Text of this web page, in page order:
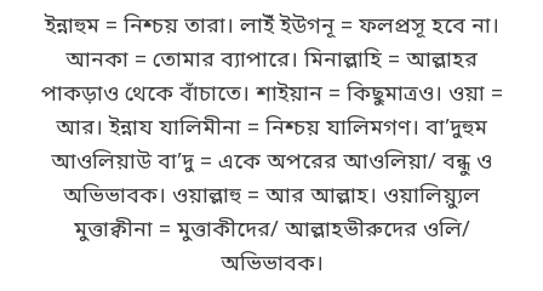
ইন্নাহুম = নিশ্চয় তারা। লাইঁ ইউগনূ = ফলপ্রসূ হবে না।
আনকা = তোমার ব্যাপারে। মিনাল্লাহি = আল্লাহর
পাকড়াও থেকে বাঁচাতে। শাইয়ান = কিছুমাত্রও। ওয়া =
আর। ইন্নায যালিমীনা = নিশ্চয় যালিমগণ। বা’দুহুম
আওলিয়াউ বা’দু = একে অপরের আওলিয়া/ বন্ধু ও
অভিভাবক। ওয়াল্লাহু = আর আল্লাহ। ওয়ালিয়্যুল
মুত্তাক্বীনা = মুত্তাকীদের/ আল্লাহভীরুদের ওলি/
অভিভাবক।